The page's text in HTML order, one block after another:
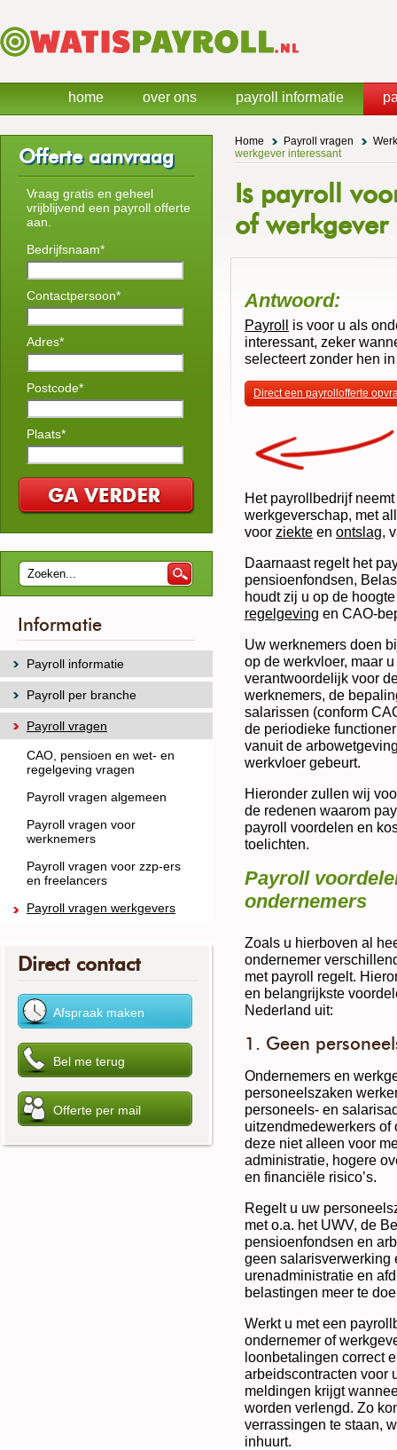
Home Payroll vragen
werkgever interessant
Is payroll
of werkgever
Antwoord:
Payroll is voor u als
interessant, zeker
selecteert zonder hen
Direct een payrollofferte
Het payrollbedrijf
werkgeverschap, met
voor ziekte en ontslag,
Daarnaast regelt het
pensioenfondsen,
houdt zij u op de
regelgeving en CAO-
Uw werknemers doen
op de werkvloer, maar
verantwoordelijk voor
werknemers, de
salarissen (conform
de periodieke
vanuit de
werkvloer gebeurt.
Hieronder zullen wij
de redenen waarom
payroll voordelen en
toelichten.
Payroll
ondernemers
Zoals u hierboven al
ondernemer
met payroll regelt.
en belangrijkste
Nederland uit:
1. Geen
Ondernemers en
personeelszaken
personeels- en
uitzendmedewerkers of
deze niet alleen voor
administratie, hogere
en financiële risico’s.
Regelt u uw
met o.a. het UWV, de
pensioenfondsen en
geen salarisverwerking
urenadministratie en
belastingen meer te
Werkt u met een
ondernemer of
loonbetalingen correct
arbeidscontracten voor
meldingen krijgt
worden verlengd. Zo
verrassingen te staan,
inhuurt.
Offerte aanvraag
Vraag gratis en geheel
vrijblijvend een payroll offerte
aan.
Bedrijfsnaam*
Contactpersoon*
Adres*
Postcode*
Plaats*
Informatie
Payroll informatie
Payroll per branche
Payroll vragen
CAO, pensioen en wet- en
regelgeving vragen
Payroll vragen algemeen
Payroll vragen voor
werknemers
Payroll vragen voor zzp-ers
en freelancers
Payroll vragen werkgevers
Direct contact
home over ons payroll informatie